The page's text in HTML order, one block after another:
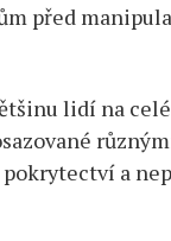
před
lidí na
a